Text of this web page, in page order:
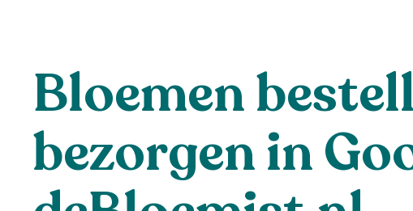
Bloemen
bezorgen in